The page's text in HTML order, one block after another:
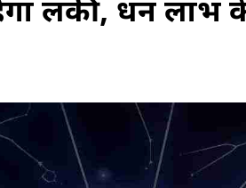
लकी, धन लाभ